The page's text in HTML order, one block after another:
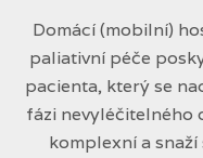
Domácí (mobilní)
paliativní péče
pacienta, který se
fázi nevyléčitelného
komplexní a